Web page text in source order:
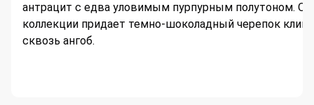
антрацит с едва уловимым пурпурным полутоном.
коллекции придает темно-шоколадный черепок
сквозь ангоб.